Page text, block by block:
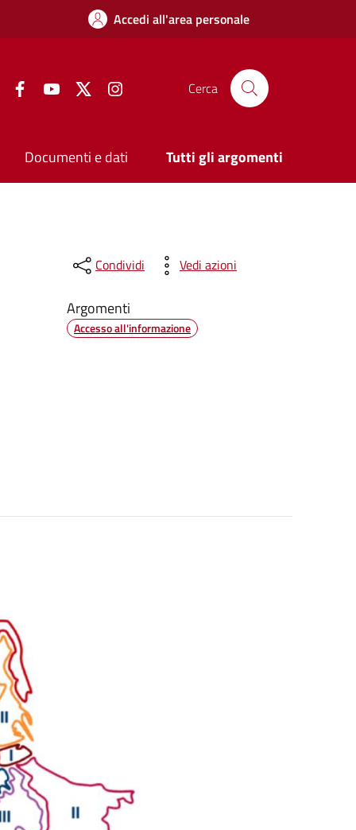
Accedi all'area personale
FacebookYouTube Twitter Cerca
Documenti e dati Tutti gli argomenti
Condividi Vedi azioni
Argomenti
Accesso all'informazione